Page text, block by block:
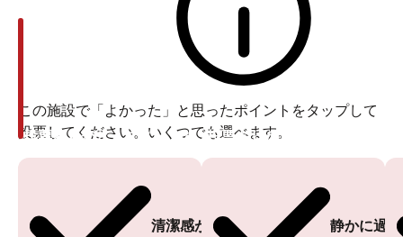
この施設で「よかった」と思ったポイントをタップして
投票してください。いくつでも選べます。
清潔感がある
投票ありがとうございます
静かに過
投票ありがとうございます